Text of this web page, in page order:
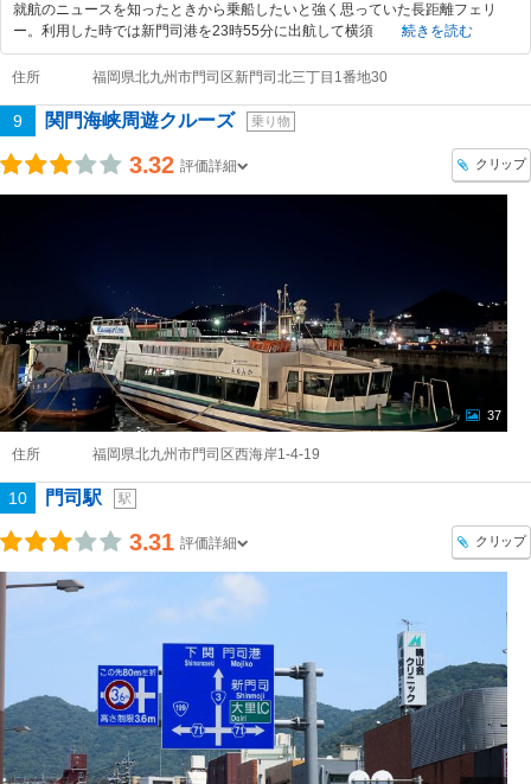
就航のニュースを知ったときから乗船したいと強く思っていた長距離フェリ
ー。利用した時では新門司港を23時55分に出航して横須
続きを読む
住所 福岡県北九州市門司区新門司北三丁目1番地30
9 関門海峡周遊クルーズ 乗り物
3.32 評価詳細 クリップ
37
住所 福岡県北九州市門司区西海岸1-4-19
10 門司駅 駅
3.31 評価詳細 クリップ